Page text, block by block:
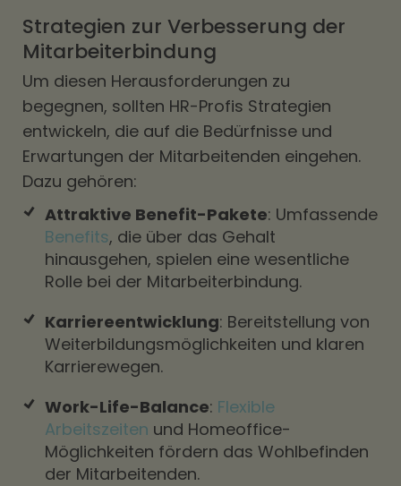
Strategien zur Verbesserung der
Mitarbeiterbindung
Um diesen Herausforderungen zu
begegnen, sollten HR-Profis Strategien
entwickeln, die auf die Bedürfnisse und
Erwartungen der Mitarbeitenden eingehen.
Dazu gehören:
Attraktive Benefit-Pakete: Umfassende
Benefits, die über das Gehalt
hinausgehen, spielen eine wesentliche
Rolle bei der Mitarbeiterbindung.
Karriereentwicklung: Bereitstellung von
Weiterbildungsmöglichkeiten und klaren
Karrierewegen.
Work-Life-Balance: Flexible
Arbeitszeiten und Homeoffice-
Möglichkeiten fördern das Wohlbefinden
der Mitarbeitenden.